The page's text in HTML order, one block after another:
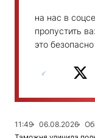
на нас в
пропустить
это
11:49 06.08.2026